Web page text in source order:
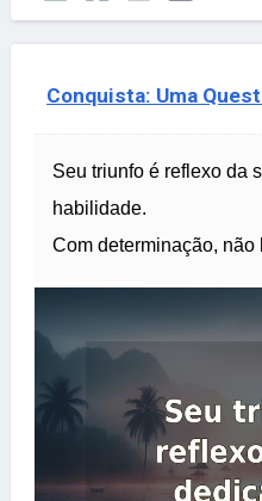
Conquista: Uma
Seu triunfo é reflexo da
habilidade.
Com determinação, não